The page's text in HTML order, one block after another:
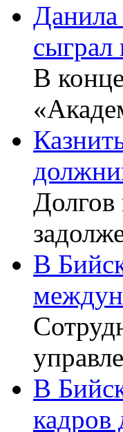
сыграл
В
В
В
кадров